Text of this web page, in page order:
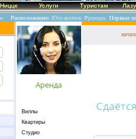
Расположение: Юго-восток Франции. Первые
Аренда
Виллы
Квартиры
Студио
Услуги Туристам